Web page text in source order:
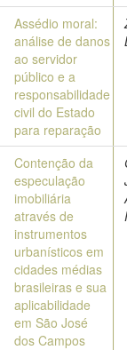
Assédio moral:
análise de danos
ao servidor
público e a
responsabilidade
civil do Estado
para reparação
Contenção da
especulação
imobiliária
através de
instrumentos
urbanísticos em
cidades médias
brasileiras e sua
aplicabilidade
em São José
dos Campos